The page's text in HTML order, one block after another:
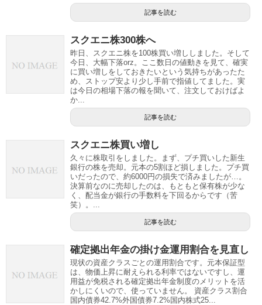
記事を読む
スクエニ株300株へ
昨日、スクエニ株を100株買い増ししました。そして
今日、大幅下落orz。ここ数日の値動きを見て、確実
に買い増しをしておきたいという気持ちがあったた
め、ストップ安より少し手前で指値してました。実
は今日の相場下落の報を聞いて、注文しておけばよ
か...
記事を読む
スクエニ株買い増し
久々に株取引をしました。まず、プチ買いした新生
銀行の株を売却。元本の5割ほど損しました。プチ買
いだったので、約6000円の損失で済みましたが…。
決算前なのに売却したのは、もともと保有株が少な
く、配当金が銀行の手数料を下回るからです（苦
笑）。...
記事を読む
確定拠出年金の掛け金運用割合を見直し
現状の資産クラスごとの運用割合です。元本保証型
は、物価上昇に耐えられる利率ではないですし、運
用益が免税される確定拠出年金制度のメリットを活
かしにくいので、使っていません。 資産クラス割合
国内債券42.7%外国債券7.2%国内株式25...